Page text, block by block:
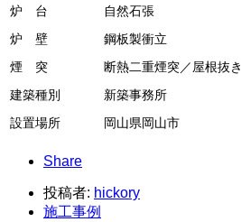
炉 台
自然石張
炉 壁
鋼板製衝立
煙 突
断熱二重煙突／屋根抜き
建築種別
新築事務所
設置場所
岡山県岡山市
Share
投稿者: hickory
施工事例